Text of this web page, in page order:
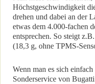
Höchstgeschwindigkeit
drehen und dabei an der
etwas dem 4.000-fachen
entsprechen. So steigt
(18,3 g, ohne TPMS-
Wenn man es sich
Sonderservice von